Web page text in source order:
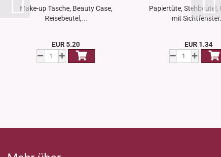
Make-up Tasche, Beauty Case,
Reisebeutel,...
EUR 5.20
Papiertüte, Stehbeutel,
mit
EUR 1.34